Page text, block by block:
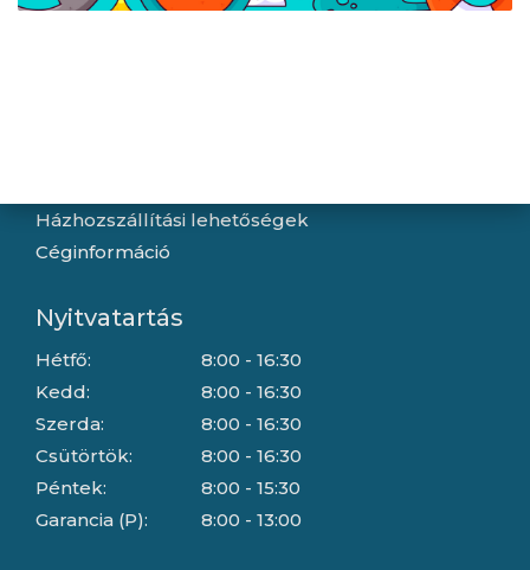
Házhozszállítási lehetőségek
Céginformáció
Nyitvatartás
Hétfő:
Kedd:
Szerda:
Csütörtök:
Péntek:
Garancia (P):
8:00 - 16:30
8:00 - 16:30
8:00 - 16:30
8:00 - 16:30
8:00 - 15:30
8:00 - 13:00